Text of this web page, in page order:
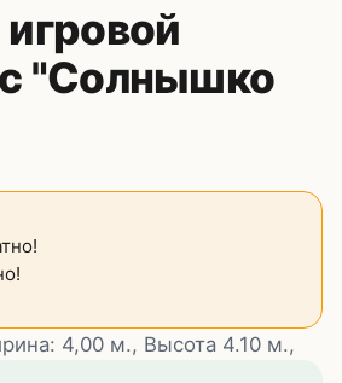
"Солнышко
4,00 м., Высота 4.10 м.,